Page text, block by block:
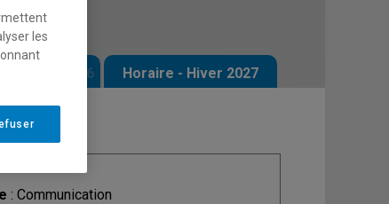
2026 Horaire - Hiver 2027
: Communication
les